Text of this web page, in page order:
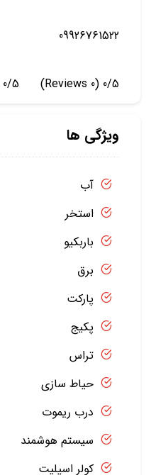
09926761522
0/5
(0 Reviews)
0/5
ویژگی ها
آب
استخر
باربکیو
برق
پارکت
پکیج
تراس
حیاط سازی
درب ریموت
سیستم هوشمند
کولر اسپلیت